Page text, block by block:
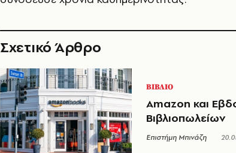
Σχετικό Άρθρο
ΒΙΒΛΙΟ
Amazon και
Βιβλιοπωλείων
Επιστήμη Μπινάζη